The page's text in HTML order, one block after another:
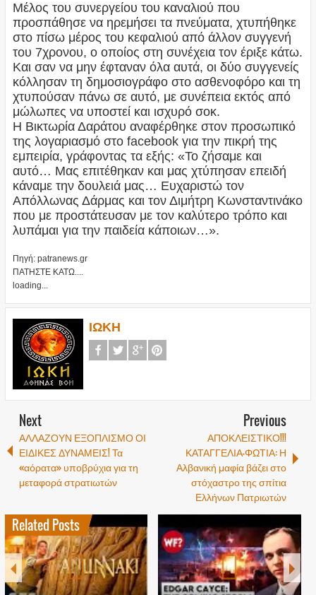
Μέλος του συνεργείου του καναλιού που
προσπάθησε να ηρεμήσει τα πνεύματα, χτυπήθηκε
στο πίσω μέρος του κεφαλιού από άλλον συγγενή
του 7χρονου, ο οποίος στη συνέχεια τον έριξε κάτω.
Και σαν να μην έφταναν όλα αυτά, οι δύο συγγενείς
κόλλησαν τη δημοσιογράφο στο ασθενοφόρο και τη
χτυπούσαν πάνω σε αυτό, με συνέπεια εκτός από
μώλωπες να υποστεί και ισχυρό σοκ.
Η Βικτωρία Δαράτου αναφέρθηκε στον προσωπικό
της λογαριασμό στο facebook για την πικρή της
εμπειρία, γράφοντας τα εξής: «Το ζήσαμε και
αυτό… Μας επιτέθηκαν και μας χτύπησαν επειδή
κάναμε την δουλειά μας… Ευχαριστώ τον
Απόλλωνας Δάρμας και τον Διμήτρη Κωνσταντινάκο
που με προστάτευσαν με τον καλύτερο τρόπο και
λυπάμαι για την παιδεία κάποιων…».
Πηγή: patranews.gr
ΠΑΤΗΣΤΕ ΚΑΤΩ....
loading...
ΙΩΚΗ
Next
ΑΛΛΑΖΟΥΝ ΕΞΟΠΛΙΣΜΟ ΟΙ
ΕΙΔΙΚΕΣ ΔΥΝΑΜΕΙΣ! Τα
«αόρατα» υποβρύχια για τη
μεταφορά στρατιωτών
Previous
ΑΠΟΚΛΕΙΣΤΙΚΟ!!!
ΚΑΤΑΓΓΕΛΙΑ-ΦΩΤΙΑ: Η
Αλβανική μαφία βάζει στο
στόχαστρο της σπίτια
Ελλήνων Πατριωτών
Related Posts